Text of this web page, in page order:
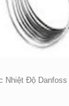
Nhiệt Độ Danfoss